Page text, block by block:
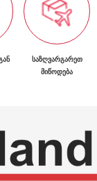
ᲡᲐᲖᲦᲕᲐᲠᲒᲐᲠᲔᲗ
ᲛᲘᲬᲝᲓᲔᲑᲐ